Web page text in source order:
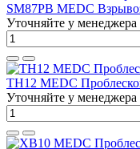
SM87PB MEDC
Уточняйте у менеджера
TH12 MEDC
Уточняйте у менеджера